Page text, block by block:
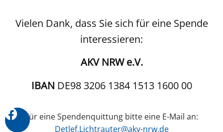
Vielen Dank, dass Sie sich für eine Spende
interessieren:
AKV NRW e.V.
IBAN DE98 3206 1384 1513 1600 00
Für eine Spendenquittung bitte eine E-Mail an:
Detlef.Lichtrauter@akv-nrw.de